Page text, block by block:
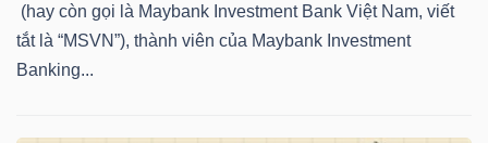
(hay còn gọi là Maybank Investment Bank Việt Nam, viết
tắt là “MSVN”), thành viên của Maybank Investment
Banking...
CÔNG